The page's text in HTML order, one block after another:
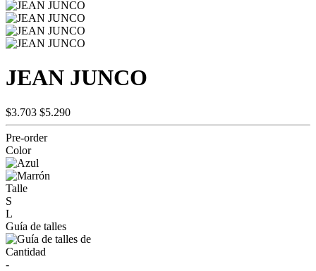
JEAN JUNCO
$3.703 $5.290
Pre-order
Color
Talle
S
L
Guía de talles
Cantidad
-